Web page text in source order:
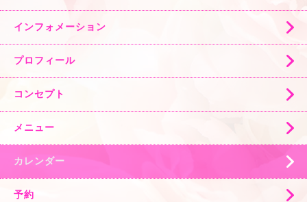
インフォメーション
プロフィール
コンセプト
メニュー
カレンダー
予約